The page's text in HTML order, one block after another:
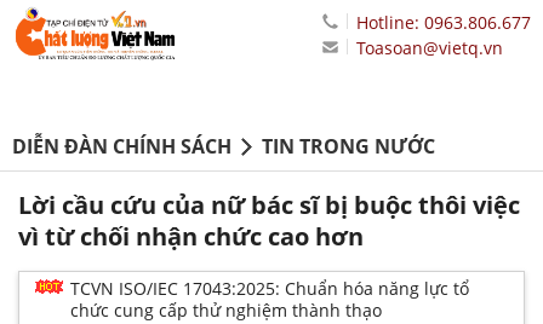
Hotline: 0963.806.677
Toasoan@vietq.vn
DIỄN ĐÀN CHÍNH SÁCH TIN TRONG NƯỚC
Lời cầu cứu của nữ bác sĩ bị buộc thôi việc
vì từ chối nhận chức cao hơn
TCVN ISO/IEC 17043:2025: Chuẩn hóa năng lực tổ
chức cung cấp thử nghiệm thành thạo